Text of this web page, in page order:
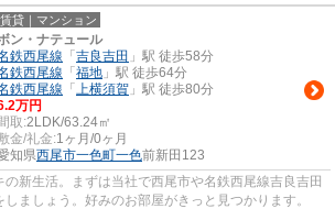
台を採用しております...
賃貸｜マンション
ン・ナテュール
鉄西尾線 「 吉良吉田 」駅 徒歩58分
鉄西尾線 「 福地 」駅 徒歩64分
鉄西尾線 「 上横須賀 」駅 徒歩80分
万円
間取:2LDK/63.24㎡
金/礼金:1ヶ月/0ヶ月
知県西尾市一色町一色前新田123
の新生活。まずは当社で西尾市や名鉄西尾線吉良吉田
ましょう。好みのお部屋がきっと見つかります。